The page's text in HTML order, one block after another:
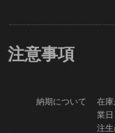
注意事項
納期について
在
業
注